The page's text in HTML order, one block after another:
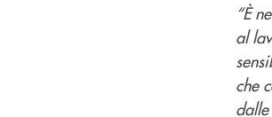
“È
al
che